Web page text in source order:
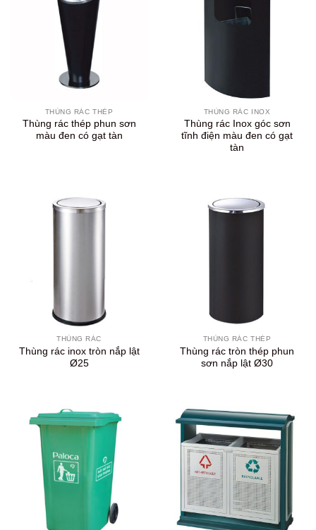
THÙNG RÁC THÉP
Thùng rác thép phun sơn
màu đen có gạt tàn
THÙNG RÁC INOX
Thùng rác Inox góc sơn
tĩnh điện màu đen có gạt
tàn
THÙNG RÁC
Thùng rác inox tròn nắp lật
Ø25
THÙNG RÁC THÉP
Thùng rác tròn thép phun
sơn nắp lật Ø30